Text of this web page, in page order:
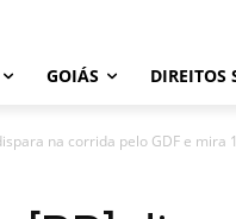
GOIÁS DIREITOS
na corrida pelo GDF e mira